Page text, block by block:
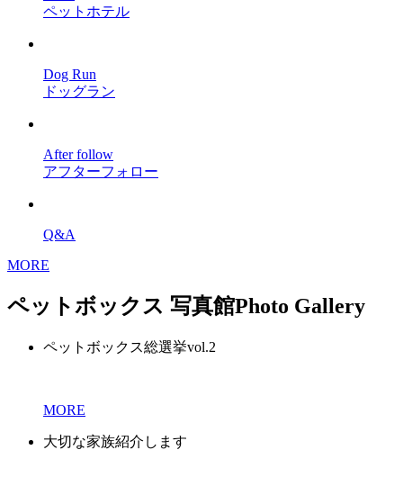
ペットホテル
Dog Run
ドッグラン
After follow
アフターフォロー
Q&A
MORE
ペットボックス 写真館Photo Gallery
ペットボックス総選挙vol.2
MORE
大切な家族紹介します